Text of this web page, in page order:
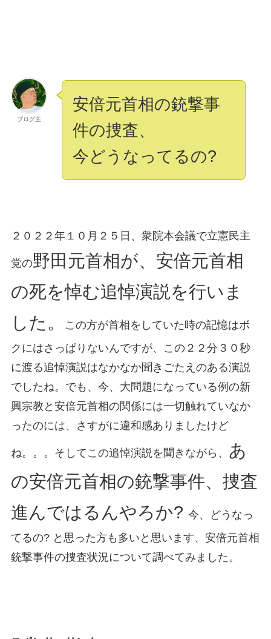
ブログ主
安倍元首相の銃撃事
件の捜査、
今どうなってるの?
２０２２年１０月２５日、衆院本会議で立憲民主
党の野田元首相が、安倍元首相
の死を悼む追悼演説を行いま
した。
この方が首相をしていた時の記憶はボ
クにはさっぱりないんですが、この２２分３０秒
に渡る追悼演説はなかなか聞きごたえのある演説
でしたね。でも、今、大問題になっている例の新
興宗教と安倍元首相の関係には一切触れていなか
ったのには、さすがに違和感ありましたけど
ね。。。そしてこの追悼演説を聞きながら、 あ
の安倍元首相の銃撃事件、捜査
進んではるんやろか? 今、どうなっ
てるの? と思った方も多いと思います、安倍元首相
銃撃事件の捜査状況について調べてみました。